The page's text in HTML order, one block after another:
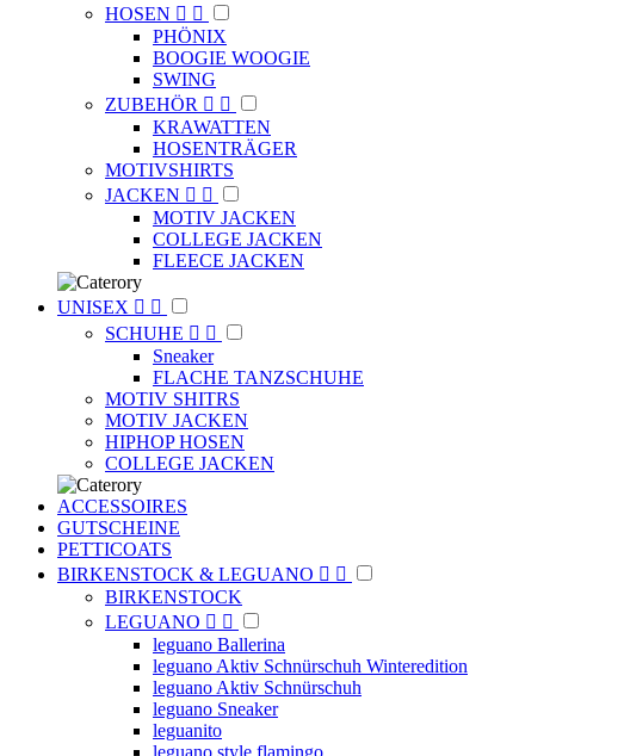
HOSEN  
PHÖNIX
BOOGIE WOOGIE
SWING
ZUBEHÖR  
KRAWATTEN
HOSENTRÄGER
MOTIVSHIRTS
JACKEN  
MOTIV JACKEN
COLLEGE JACKEN
FLEECE JACKEN
UNISEX  
SCHUHE  
Sneaker
FLACHE TANZSCHUHE
MOTIV SHITRS
MOTIV JACKEN
HIPHOP HOSEN
COLLEGE JACKEN
ACCESSOIRES
GUTSCHEINE
PETTICOATS
BIRKENSTOCK & LEGUANO  
BIRKENSTOCK
LEGUANO  
leguano Ballerina
leguano Aktiv Schnürschuh Winteredition
leguano Aktiv Schnürschuh
leguano Sneaker
leguanito
leguano style flamingo